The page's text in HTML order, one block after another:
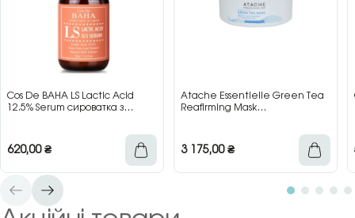
Cos De BAHA LS Lactic Acid
12.5% Serum сироватка з
620,00₴
Atache Essentielle Green Tea
Reafirming Mask
3 175,00₴